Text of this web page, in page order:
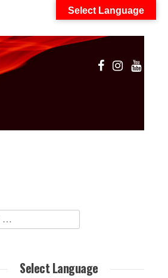
Select Language
Select Language